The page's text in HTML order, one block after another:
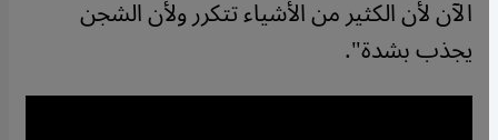
الآن لأن الكثير من الأشياء تتكرر ولأن الشجن
يجذب بشدة".